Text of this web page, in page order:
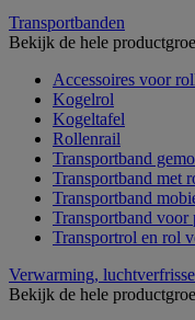
Transportbanden
Bekijk de hele
Accessoires voor
Kogelrol
Kogeltafel
Rollenrail
Transportband
Transportband met
Transportband
Transportband voor
Transportrol en rol
Verwarming,
Bekijk de hele